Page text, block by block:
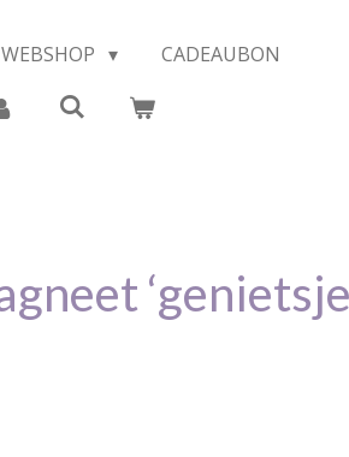
WEBSHOP
CADEAUBON